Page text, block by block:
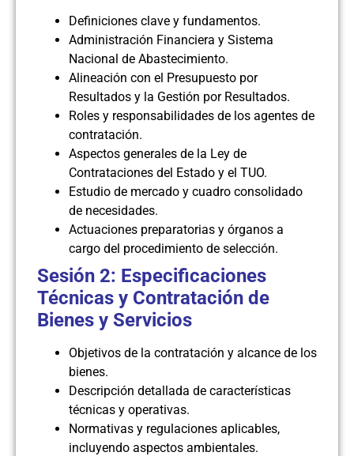
Definiciones clave y fundamentos.
Administración Financiera y Sistema
Nacional de Abastecimiento.
Alineación con el Presupuesto por
Resultados y la Gestión por Resultados.
Roles y responsabilidades de los agentes de
contratación.
Aspectos generales de la Ley de
Contrataciones del Estado y el TUO.
Estudio de mercado y cuadro consolidado
de necesidades.
Actuaciones preparatorias y órganos a
cargo del procedimiento de selección.
Sesión 2: Especificaciones
Técnicas y Contratación de
Bienes y Servicios
Objetivos de la contratación y alcance de los
bienes.
Descripción detallada de características
técnicas y operativas.
Normativas y regulaciones aplicables,
incluyendo aspectos ambientales.